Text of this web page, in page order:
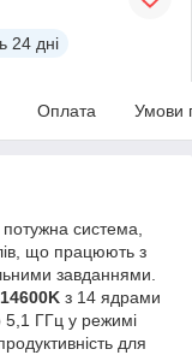
24 дні
Оплата Умови
система,
що працюють з
завданнями.
з 14 ядрами
5,1 ГГц у режимі
для